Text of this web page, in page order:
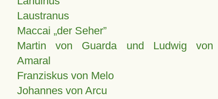
Laustranus
Maccai „der Seher”
Martin von Guarda und Ludwig von
Amaral
Franziskus von Melo
Johannes von Arcu